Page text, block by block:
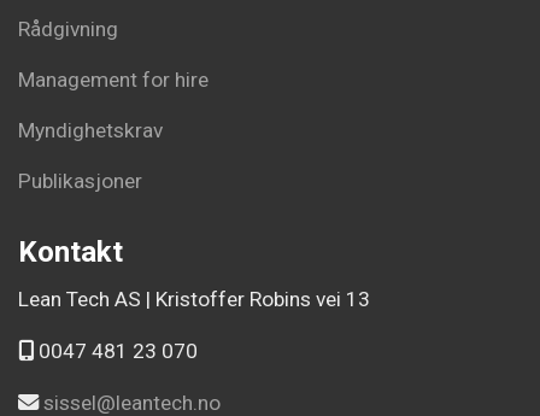
Rådgivning
Management for hire
Myndighetskrav
Publikasjoner
Kontakt
Lean Tech AS | Kristoffer Robins vei 13
0047 481 23 070
sissel@leantech.no